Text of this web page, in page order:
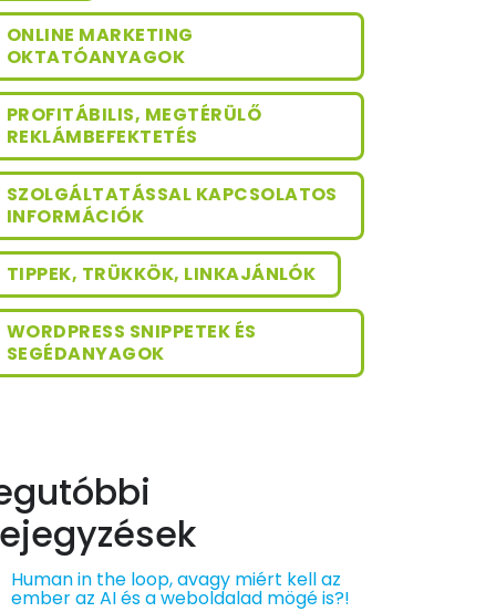
ONLINE MARKETING
OKTATÓANYAGOK
PROFITÁBILIS, MEGTÉRÜLŐ
REKLÁMBEFEKTETÉS
SZOLGÁLTATÁSSAL KAPCSOLATOS
INFORMÁCIÓK
TIPPEK, TRÜKKÖK, LINKAJÁNLÓK
WORDPRESS SNIPPETEK ÉS
SEGÉDANYAGOK
Human in the loop, avagy miért kell az
ember az AI és a weboldalad mögé is?!